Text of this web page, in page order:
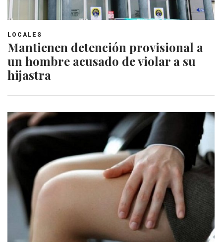
LOCALES
Mantienen detención provisional a
un hombre acusado de violar a su
hijastra